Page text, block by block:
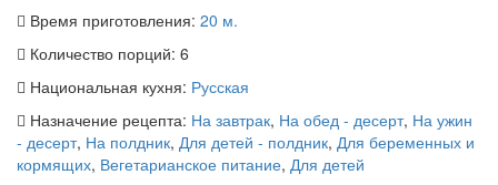
Время приготовления: 20 м.
Количество порций: 6
Национальная кухня: Русская
Назначение рецепта: На завтрак, На обед - десерт, На ужин
- десерт, На полдник, Для детей - полдник, Для беременных и
кормящих, Вегетарианское питание, Для детей